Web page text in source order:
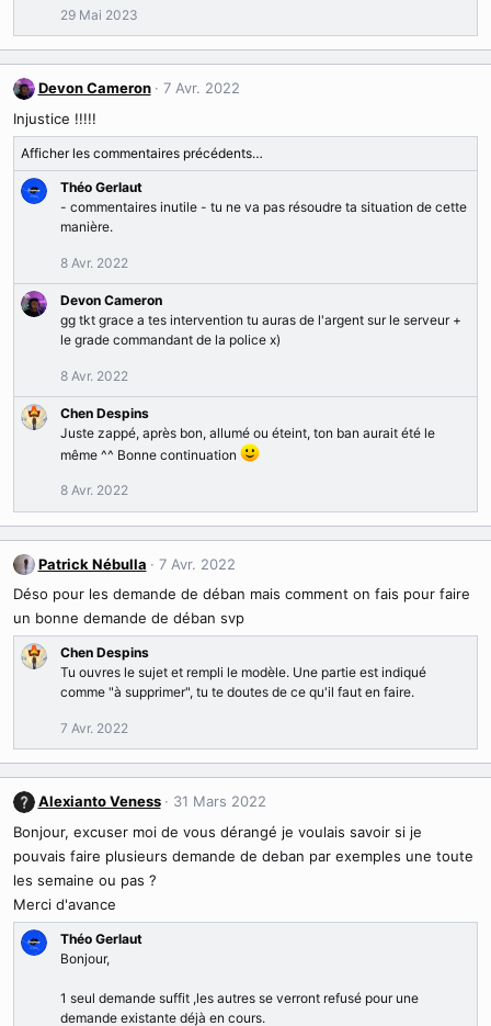
29 Mai 2023
Devon Cameron
7 Avr. 2022
Injustice !!!!!
Afficher les commentaires précédents…
Théo Gerlaut
- commentaires inutile - tu ne va pas résoudre ta situation de cette
manière.
8 Avr. 2022
Devon Cameron
gg tkt grace a tes intervention tu auras de l'argent sur le serveur +
le grade commandant de la police x)
8 Avr. 2022
Chen Despins
Juste zappé, après bon, allumé ou éteint, ton ban aurait été le
même ^^ Bonne continuation
8 Avr. 2022
Patrick Nébulla
7 Avr. 2022
Déso pour les demande de déban mais comment on fais pour faire
un bonne demande de déban svp
Chen Despins
Tu ouvres le sujet et rempli le modèle. Une partie est indiqué
comme "à supprimer", tu te doutes de ce qu'il faut en faire.
7 Avr. 2022
Alexianto Veness
31 Mars 2022
Bonjour, excuser moi de vous dérangé je voulais savoir si je
pouvais faire plusieurs demande de deban par exemples une toute
les semaine ou pas ?
Merci d'avance
Théo Gerlaut
Bonjour,
1 seul demande suffit ,les autres se verront refusé pour une
demande existante déjà en cours.